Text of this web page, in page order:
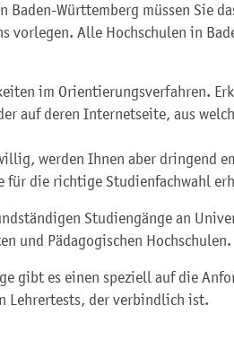
Baden-Württemberg müssen Sie
vorlegen. Alle Hochschulen in
im Orientierungsverfahren.
auf deren Internetseite, aus
werden Ihnen aber dringend
für die richtige Studienfachwahl
Studiengänge an
und Pädagogischen Hochschulen.
gibt es einen speziell auf die
Lehrertests, der verbindlich ist.